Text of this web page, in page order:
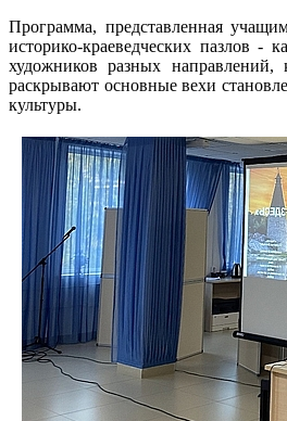
Программа, представленная
историко-краеведческих пазлов -
художников разных направлений,
раскрывают основные вехи
культуры.